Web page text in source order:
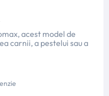
acest model de
carnii, a pestelui sau a